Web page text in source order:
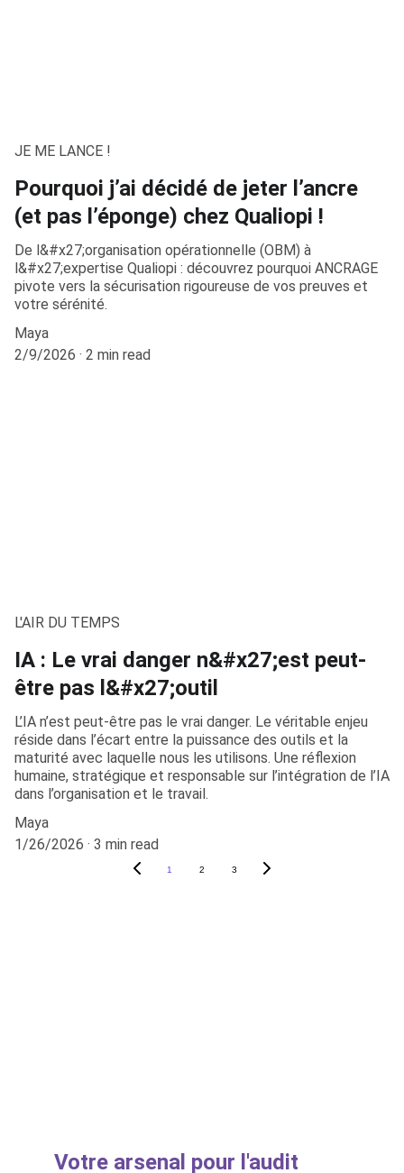
JE ME LANCE !
Pourquoi j’ai décidé de jeter l’ancre
(et pas l’éponge) chez Qualiopi !
De l&#x27;organisation opérationnelle (OBM) à
l&#x27;expertise Qualiopi : découvrez pourquoi ANCRAGE
pivote vers la sécurisation rigoureuse de vos preuves et
votre sérénité.
Maya
2/9/2026
2 min read
L'AIR DU TEMPS
IA : Le vrai danger n&#x27;est peut-
être pas l&#x27;outil
L’IA n’est peut-être pas le vrai danger. Le véritable enjeu
réside dans l’écart entre la puissance des outils et la
maturité avec laquelle nous les utilisons. Une réflexion
humaine, stratégique et responsable sur l’intégration de l’IA
dans l’organisation et le travail.
Maya
1/26/2026
3 min read
1 2 3
Votre arsenal pour l'audit